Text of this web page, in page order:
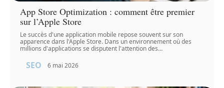
App Store Optimization : comment être premier
sur l’Apple Store
Le succès d'une application mobile repose souvent sur son
apparence dans l'Apple Store. Dans un environnement où des
millions d'applications se disputent l'attention des…
SEO 6 mai 2026